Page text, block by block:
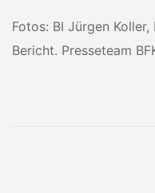
Fotos: BI Jürgen
Bericht. Presseteam